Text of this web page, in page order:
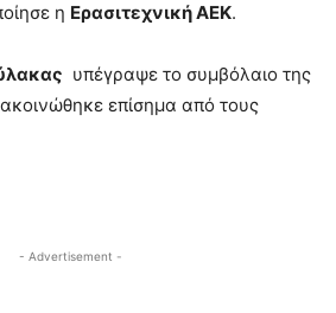
η Ερασιτεχνική ΑΕΚ.
υπέγραψε το συμβόλαιο της
επίσημα από τους
- Advertisement -